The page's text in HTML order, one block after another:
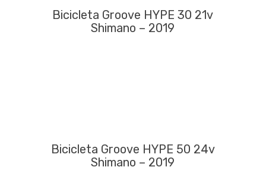
Bicicleta Groove HYPE 30 21v
Shimano – 2019
Bicicleta Groove HYPE 50 24v
Shimano – 2019